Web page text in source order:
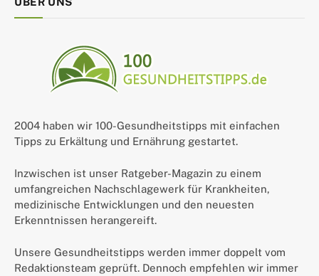
2004 haben wir 100-Gesundheitstipps mit einfachen
Tipps zu Erkältung und Ernährung gestartet.
Inzwischen ist unser Ratgeber-Magazin zu einem
umfangreichen Nachschlagewerk für Krankheiten,
medizinische Entwicklungen und den neuesten
Erkenntnissen herangereift.
Unsere Gesundheitstipps werden immer doppelt vom
Redaktionsteam geprüft. Dennoch empfehlen wir immer